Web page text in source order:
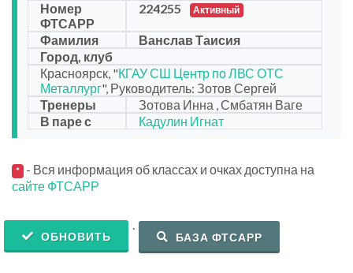
Номер
ФТСАРР
224255 Активный
Фамилия
Ванслав Таисия
Город, клуб
Красноярск, "КГАУ СШ Центр по ЛВС ОТС
Металлург", Руководитель: Зотов Сергей
Тренеры
Зотова Инна , Смбатян Ваге
В паре с
Кадулин Игнат
* - Вся информация об классах и очках доступна на
сайте ФТСАРР
ОБНОВИТЬ
.
БАЗА ФТСАРР